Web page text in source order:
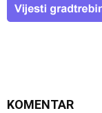
KOMENTAR